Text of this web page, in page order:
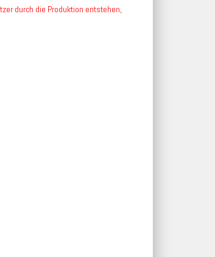
durch die Produktion entstehen,